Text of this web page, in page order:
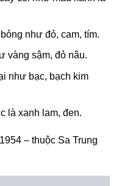
như đỏ, cam, tím.
vàng sậm, đỏ nâu.
như bạc, bạch kim
là xanh lam, đen.
– thuộc Sa Trung